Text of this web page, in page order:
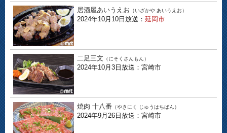
居酒屋あいうえお （いざかや あいうえお）
2024年10月10日放送： 延岡市
二足三文 （にそくさんもん）
2024年10月3日放送：宮崎市
焼肉 十八番 （やきにく じゅうはちばん）
2024年9月26日放送：宮崎市